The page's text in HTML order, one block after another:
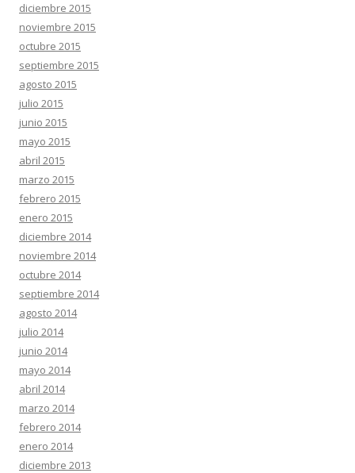
diciembre 2015
noviembre 2015
octubre 2015
septiembre 2015
agosto 2015
julio 2015
junio 2015
mayo 2015
abril 2015
marzo 2015
febrero 2015
enero 2015
diciembre 2014
noviembre 2014
octubre 2014
septiembre 2014
agosto 2014
julio 2014
junio 2014
mayo 2014
abril 2014
marzo 2014
febrero 2014
enero 2014
diciembre 2013